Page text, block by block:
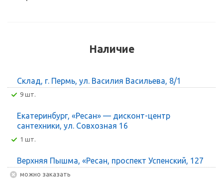
Наличие
Склад, г. Пермь, ул. Василия Васильева, 8/1
9 шт.
Екатеринбург, «Ресан» — дисконт-центр
сантехники, ул. Совхозная 16
1 шт.
Верхняя Пышма, «Ресан, проспект Успенский, 127
Можно заказать